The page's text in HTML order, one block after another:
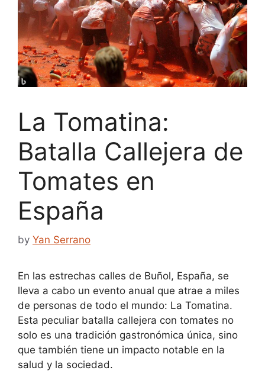
La Tomatina:
Batalla Callejera de
Tomates en
España
by Yan Serrano
En las estrechas calles de Buñol, España, se
lleva a cabo un evento anual que atrae a miles
de personas de todo el mundo: La Tomatina.
Esta peculiar batalla callejera con tomates no
solo es una tradición gastronómica única, sino
que también tiene un impacto notable en la
salud y la sociedad.